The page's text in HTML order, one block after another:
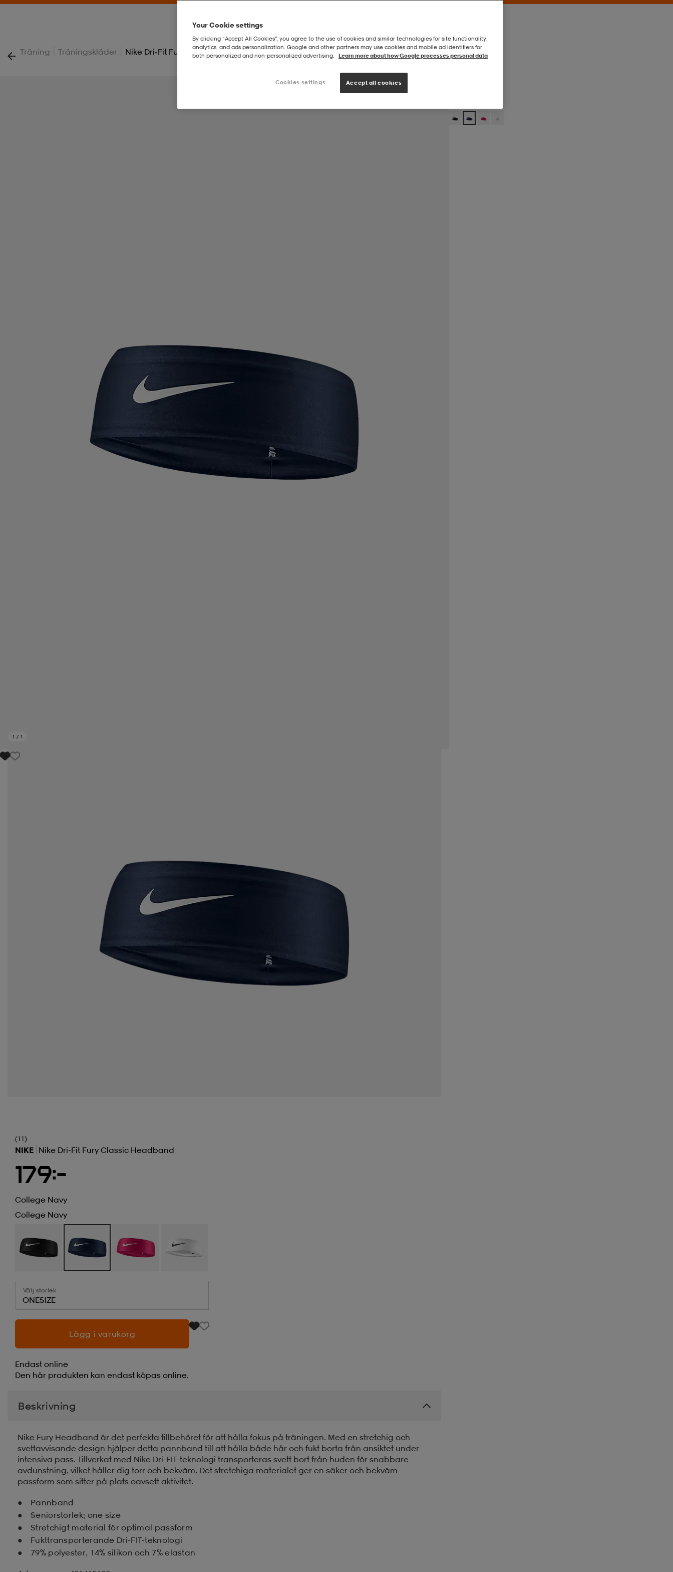
Träning | Träningskläder | Nike Dri-Fit Fury Classic Headband
1 / 1
(11)
NIKE Nike Dri-Fit Fury Classic Headband
179:-
College Navy
College Navy
Välj storlek
ONESIZE
Lägg i varukorg
Endast online
Den här produkten kan endast köpas online.
Beskrivning
Nike Fury Headband är det perfekta tillbehöret för att hålla fokus på träningen. Med en stretchig och
svettavvisande design hjälper detta pannband till att hålla både hår och fukt borta från ansiktet under
intensiva pass. Tillverkat med Nike Dri-FIT-teknologi transporteras svett bort från huden för snabbare
avdunstning, vilket håller dig torr och bekväm. Det stretchiga materialet ger en säker och bekväm
passform som sitter på plats oavsett aktivitet.
Pannband
Seniorstorlek; one size
Stretchigt material för optimal passform
Fukttransporterande Dri-FIT-teknologi
79% polyester, 14% silikon och 7% elastan
Your Cookie settings
By clicking “Accept All Cookies”, you agree to the use of cookies and similar technologies for site functionality,
analytics, and ads personalization. Google and other partners may use cookies and mobile ad identifiers for
both personalized and non‑personalized advertising.
Learn more about how Google processes personal data
Cookies settings Accept all cookies